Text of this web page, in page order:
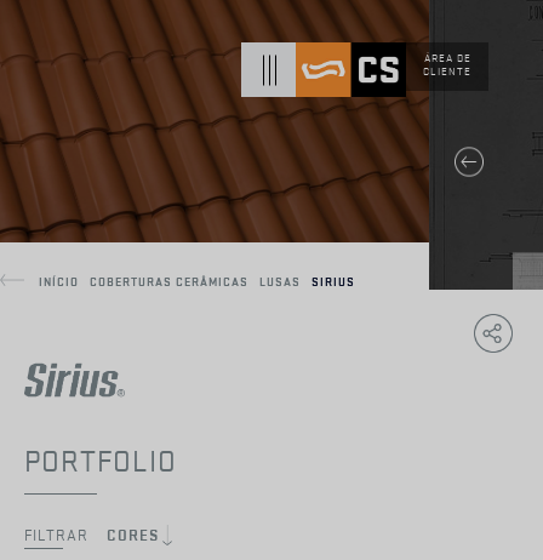
ÁREA DE
CLIENTE
INÍCIO COBERTURAS CERÂMICAS LUSAS SIRIUS
Copy
Link
PORTFOLIO
FILTRAR CORES